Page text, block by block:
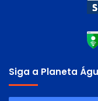
Siga a Planeta